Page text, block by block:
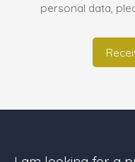
personal data,